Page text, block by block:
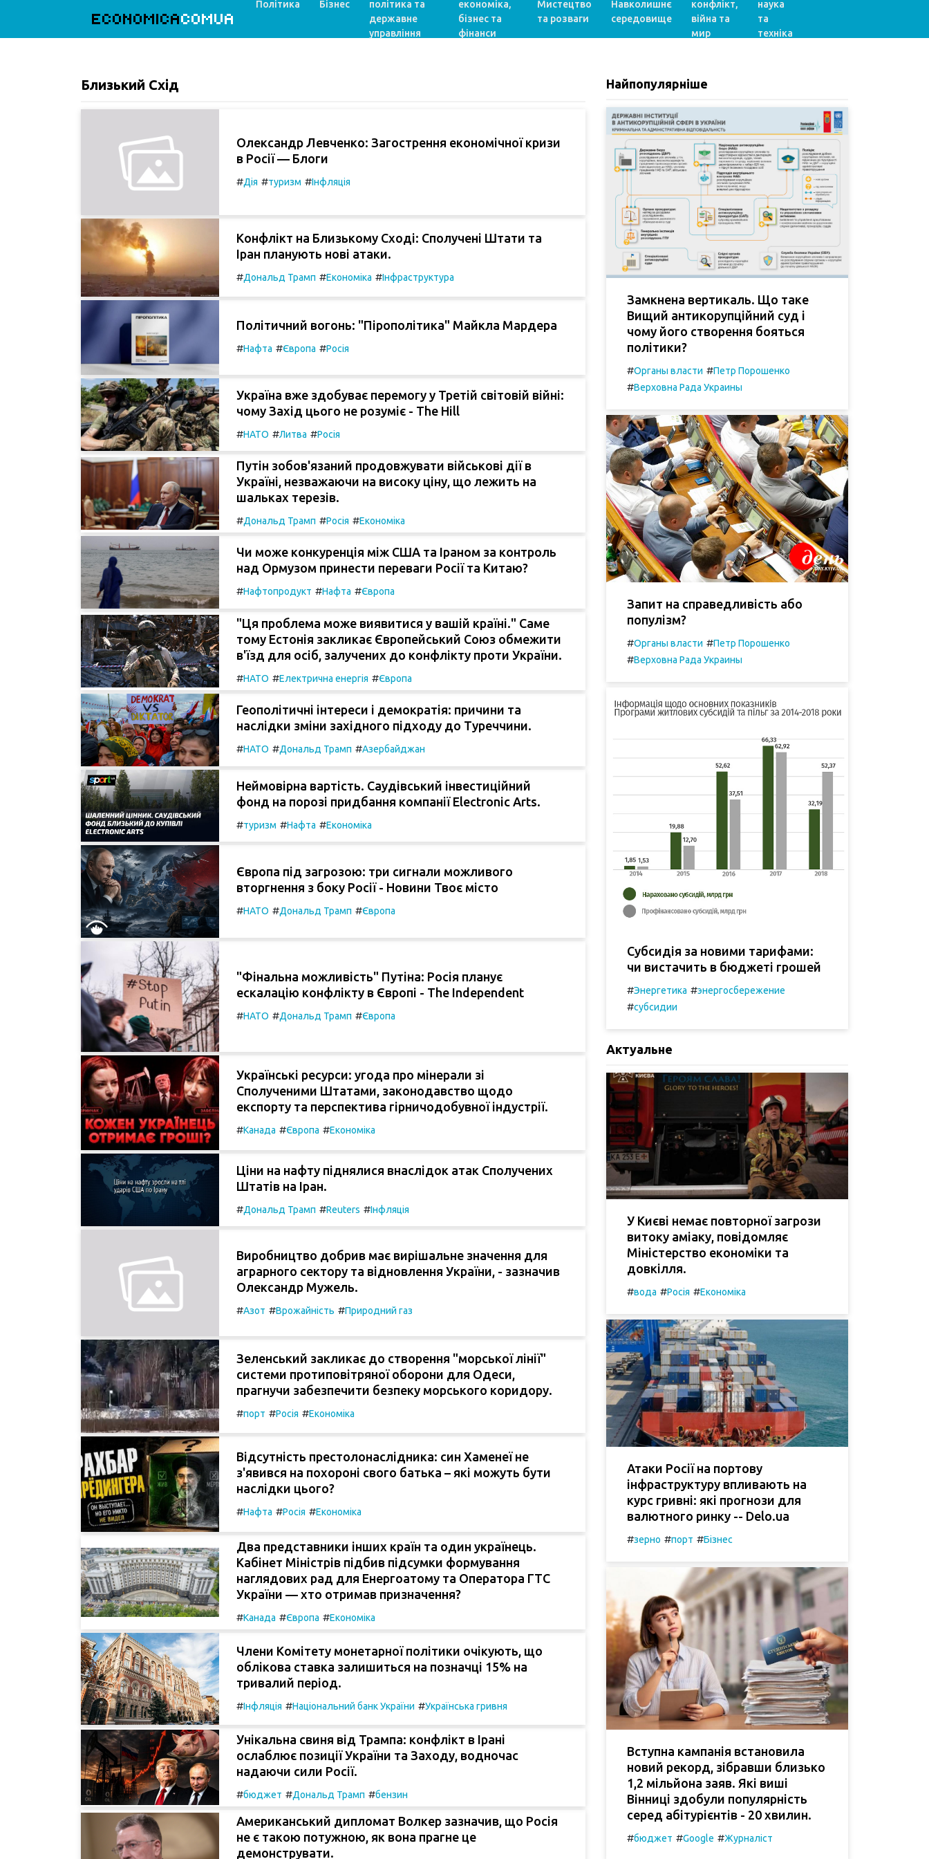
ECONOMICACOMUA
Політика Бізнес
політика та
державне
управління
економіка,
бізнес та
фінанси
Мистецтво
та розваги
Навколишнє
середовище
конфлікт,
війна та
мир
наука
та
техніка
Близький Схід
Олександр Левченко: Загострення економічної кризи
в Росії — Блоги
#Дія #туризм #Інфляція
Конфлікт на Близькому Сході: Сполучені Штати та
Іран планують нові атаки.
#Дональд Трамп #Економіка #Інфраструктура
Політичний вогонь: "Пірополітика" Майкла Мардера
#Нафта #Європа #Росія
Україна вже здобуває перемогу у Третій світовій війні:
чому Захід цього не розуміє - The Hill
#НАТО #Литва #Росія
Путін зобов'язаний продовжувати військові дії в
Україні, незважаючи на високу ціну, що лежить на
шальках терезів.
#Дональд Трамп #Росія #Економіка
Чи може конкуренція між США та Іраном за контроль
над Ормузом принести переваги Росії та Китаю?
#Нафтопродукт #Нафта #Європа
"Ця проблема може виявитися у вашій країні." Саме
тому Естонія закликає Європейський Союз обмежити
в'їзд для осіб, залучених до конфлікту проти України.
#НАТО #Електрична енергія #Європа
Геополітичні інтереси і демократія: причини та
наслідки зміни західного підходу до Туреччини.
#НАТО #Дональд Трамп #Азербайджан
Неймовірна вартість. Саудівський інвестиційний
фонд на порозі придбання компанії Electronic Arts.
#туризм #Нафта #Економіка
Європа під загрозою: три сигнали можливого
вторгнення з боку Росії - Новини Твоє місто
#НАТО #Дональд Трамп #Європа
"Фінальна можливість" Путіна: Росія планує
ескалацію конфлікту в Європі - The Independent
#НАТО #Дональд Трамп #Європа
Українські ресурси: угода про мінерали зі
Сполученими Штатами, законодавство щодо
експорту та перспектива гірничодобувної індустрії.
#Канада #Європа #Економіка
Ціни на нафту піднялися внаслідок атак Сполучених
Штатів на Іран.
#Дональд Трамп #Reuters #Інфляція
Виробництво добрив має вирішальне значення для
аграрного сектору та відновлення України, - зазначив
Олександр Мужель.
#Азот #Врожайність #Природний газ
Зеленський закликає до створення "морської лінії"
системи протиповітряної оборони для Одеси,
прагнучи забезпечити безпеку морського коридору.
#порт #Росія #Економіка
Відсутність престолонаслідника: син Хаменеї не
з'явився на похороні свого батька – які можуть бути
наслідки цього?
#Нафта #Росія #Економіка
Два представники інших країн та один українець.
Кабінет Міністрів підбив підсумки формування
наглядових рад для Енергоатому та Оператора ГТС
України — хто отримав призначення?
#Канада #Європа #Економіка
Члени Комітету монетарної політики очікують, що
облікова ставка залишиться на позначці 15% на
тривалий період.
#Інфляція #Національний банк України #Українська гривня
Унікальна свиня від Трампа: конфлікт в Ірані
ослаблює позиції України та Заходу, водночас
надаючи сили Росії.
#бюджет #Дональд Трамп #бензин
Американський дипломат Волкер зазначив, що Росія
не є такою потужною, як вона прагне це
демонструвати.
Найпопулярніше
Замкнена вертикаль. Що таке
Вищий антикорупційний суд і
чому його створення бояться
політики?
#Органы власти #Петр Порошенко
#Верховна Рада Украины
Запит на справедливість або
популізм?
#Органы власти #Петр Порошенко
#Верховна Рада Украины
Субсидія за новими тарифами:
чи вистачить в бюджеті грошей
#Энергетика #энергосбережение
#субсидии
Актуальне
У Києві немає повторної загрози
витоку аміаку, повідомляє
Міністерство економіки та
довкілля.
#вода #Росія #Економіка
Атаки Росії на портову
інфраструктуру впливають на
курс гривні: які прогнози для
валютного ринку -- Delo.ua
#зерно #порт #Бізнес
Вступна кампанія встановила
новий рекорд, зібравши близько
1,2 мільйона заяв. Які виші
Вінниці здобули популярність
серед абітурієнтів - 20 хвилин.
#бюджет #Google #Журналіст